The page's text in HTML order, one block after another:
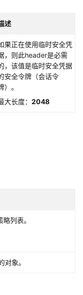
述
果正在使用临时安全凭
，则此header是必需
，该值是临时安全凭据
安全令牌（会话令
）。
大长度： 2048
列表。
对象。